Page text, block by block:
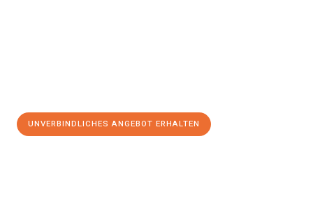
UNVERBINDLICHES ANGEBOT ERHALTEN